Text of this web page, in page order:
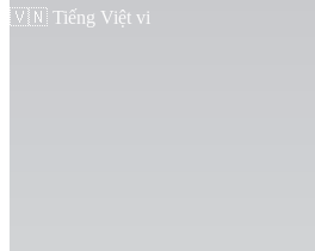
🇻🇳 Tiếng Việt vi